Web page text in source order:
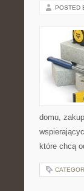
POSTED
domu,
które chcą